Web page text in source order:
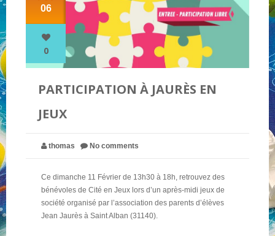
NOS PARTENAIRES
NOUS CONTACTER !
06
0
PARTICIPATION À JAURÈS EN
JEUX
thomas No comments
Ce dimanche 11 Février de 13h30 à 18h, retrouvez des
bénévoles de Cité en Jeux lors d’un après-midi jeux de
société organisé par l’association des parents d’élèves
Jean Jaurès à Saint Alban (31140).